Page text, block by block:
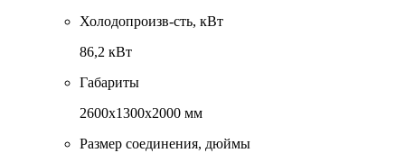
Холодопроизв-сть, кВт
86,2 кВт
Габариты
2600x1300x2000 мм
Размер соединения, дюймы